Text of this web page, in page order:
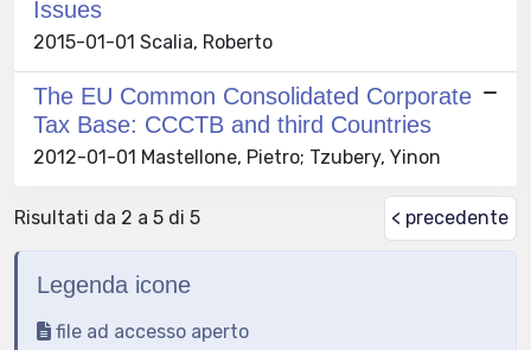
Issues
2015-01-01 Scalia, Roberto
The EU Common Consolidated Corporate
Tax Base: CCCTB and third Countries
2012-01-01 Mastellone, Pietro; Tzubery, Yinon
Risultati da 2 a 5 di 5 < precedente
Legenda icone
file ad accesso aperto